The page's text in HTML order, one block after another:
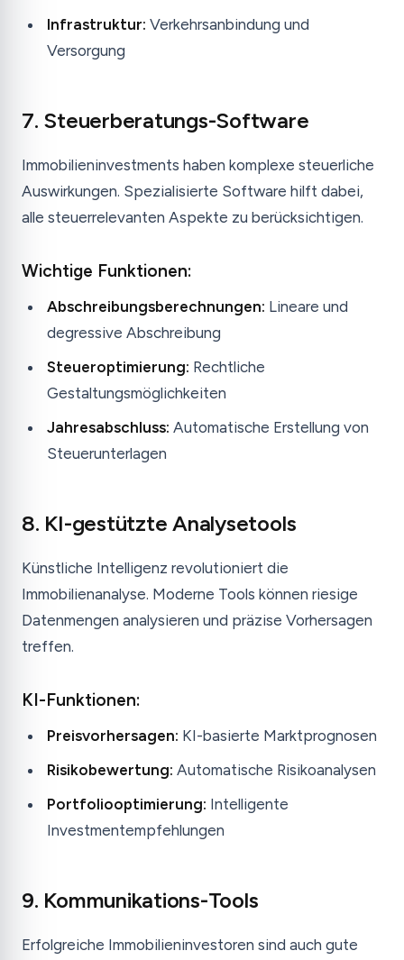
Infrastruktur: Verkehrsanbindung und
Versorgung
7. Steuerberatungs-Software
Immobilieninvestments haben komplexe steuerliche
Auswirkungen. Spezialisierte Software hilft dabei,
alle steuerrelevanten Aspekte zu berücksichtigen.
Wichtige Funktionen:
Abschreibungsberechnungen: Lineare und
degressive Abschreibung
Steueroptimierung: Rechtliche
Gestaltungsmöglichkeiten
Jahresabschluss: Automatische Erstellung von
Steuerunterlagen
8. KI-gestützte Analysetools
Künstliche Intelligenz revolutioniert die
Immobilienanalyse. Moderne Tools können riesige
Datenmengen analysieren und präzise Vorhersagen
treffen.
KI-Funktionen:
Preisvorhersagen: KI-basierte Marktprognosen
Risikobewertung: Automatische Risikoanalysen
Portfoliooptimierung: Intelligente
Investmentempfehlungen
9. Kommunikations-Tools
Erfolgreiche Immobilieninvestoren sind auch gute